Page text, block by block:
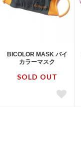
BICOLOR MASK バイ
カラーマスク
SOLD OUT